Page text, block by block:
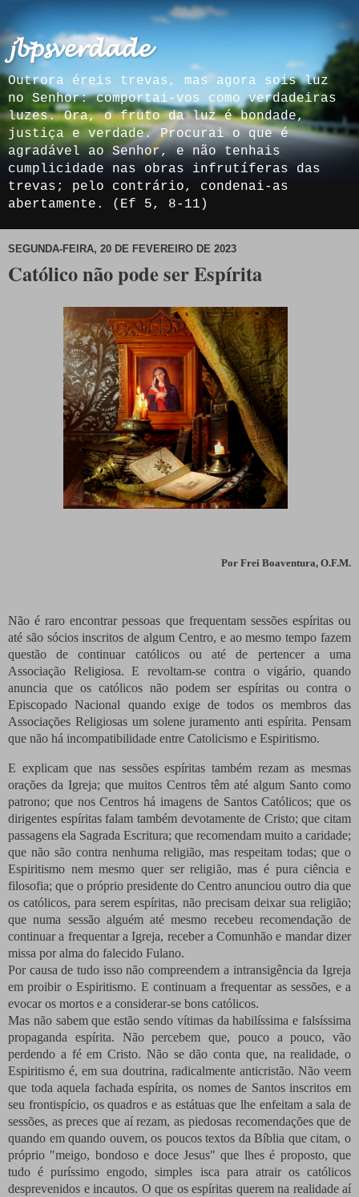
𝓳𝓫𝓹𝓼𝓿𝓮𝓻𝓭𝓪𝓭𝓮
Outrora éreis trevas, mas agora sois luz
no Senhor: comportai-vos como verdadeiras
luzes. Ora, o fruto da luz é bondade,
justiça e verdade. Procurai o que é
agradável ao Senhor, e não tenhais
cumplicidade nas obras infrutíferas das
trevas; pelo contrário, condenai-as
abertamente. (Ef 5, 8-11)
SEGUNDA-FEIRA, 20 DE FEVEREIRO DE 2023
Católico não pode ser Espírita
Por Frei Boaventura, O.F.M.
Não é raro encontrar pessoas que frequentam sessões espíritas ou
até são sócios inscritos de algum Centro, e ao mesmo tempo fazem
questão de continuar católicos ou até de pertencer a uma
Associação Religiosa. E revoltam-se contra o vigário, quando
anuncia que os católicos não podem ser espíritas ou contra o
Episcopado Nacional quando exige de todos os membros das
Associações Religiosas um solene juramento anti espírita. Pensam
que não há incompatibilidade entre Catolicismo e Espiritismo.
E explicam que nas sessões espíritas também rezam as mesmas
orações da Igreja; que muitos Centros têm até algum Santo como
patrono; que nos Centros há imagens de Santos Católicos; que os
dirigentes espíritas falam também devotamente de Cristo; que citam
passagens ela Sagrada Escritura; que recomendam muito a caridade;
que não são contra nenhuma religião, mas respeitam todas; que o
Espiritismo nem mesmo quer ser religião, mas é pura ciência e
filosofia; que o próprio presidente do Centro anunciou outro dia que
os católicos, para serem espíritas, não precisam deixar sua religião;
que numa sessão alguém até mesmo recebeu recomendação de
continuar a frequentar a Igreja, receber a Comunhão e mandar dizer
missa por alma do falecido Fulano.
Por causa de tudo isso não compreendem a intransigência da Igreja
em proibir o Espiritismo. E continuam a frequentar as sessões, e a
evocar os mortos e a considerar-se bons católicos.
Mas não sabem que estão sendo vítimas da habilíssima e falsíssima
propaganda espírita. Não percebem que, pouco a pouco, vão
perdendo a fé em Cristo. Não se dão conta que, na realidade, o
Espiritismo é, em sua doutrina, radicalmente anticristão. Não veem
que toda aquela fachada espírita, os nomes de Santos inscritos em
seu frontispício, os quadros e as estátuas que lhe enfeitam a sala de
sessões, as preces que aí rezam, as piedosas recomendações que de
quando em quando ouvem, os poucos textos da Bíblia que citam, o
próprio "meigo, bondoso e doce Jesus" que lhes é proposto, que
tudo é puríssimo engodo, simples isca para atrair os católicos
desprevenidos e incautos. O que os espíritas querem na realidade aí